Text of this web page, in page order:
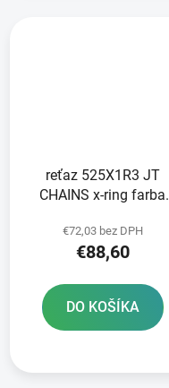
reťaz 525X1R3 JT
CHAINS x-ring farba
vrátane nitovej spojky
€72,03 bez DPH
€88,60
DO KOŠÍKA